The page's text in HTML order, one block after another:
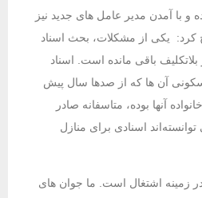
آمدن مدیر عامل های جدید نیز
کرد: یکی از مشکلات، بحث اسناد
باقی مانده است. اسناد
آن ها که از صدها سال پیش
آنها بوده، متاسفانه صادر
اسنادی برای منازل
زمینه اشتغال است. ما جوان های